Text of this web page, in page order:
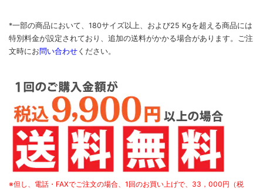
*一部の商品において、180サイズ以上、および25 Kgを超える商品には
特別料金が設定されており、追加の送料がかかる場合があります。
ご注
文時に お問い合わせ ください。
※但し、電話・FAXでご注文の場合、1回のお買い上げで、33，000円（税